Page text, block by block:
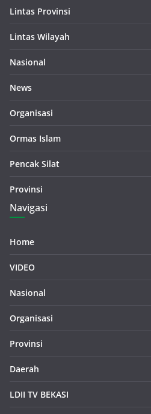
Lintas Provinsi
Lintas Wilayah
Nasional
News
Organisasi
Ormas Islam
Pencak Silat
Provinsi
Navigasi
Home
VIDEO
Nasional
Organisasi
Provinsi
Daerah
LDII TV BEKASI